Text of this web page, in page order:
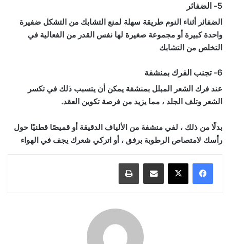
5- الضفائر
الضفائر أثناء النوم طريقة سهلة لمنع التشابك من التشكل ضفيرة
واحدة كبيرة أو مجموعة صغيرة لها نفس القدر من الفعالية في
التخلص من التشابك
6- تجنب الفرك بمنشفة
عند فرك الشعر المبلل بمنشفة يمكن أن يتسبب ذلك في تكسر
الشعر وتلف الجلد ، مما يزيد من فرصة تكوين العقد.
بدلًا من ذلك ، لفي منشفة من الألياف الدقيقة أو قميصًا قطنيًا حول
رأسك لامتصاص الرطوبة برفق ، أو اتركي شعرك يجف في الهواء
مشاركة عبر البريد طباعة